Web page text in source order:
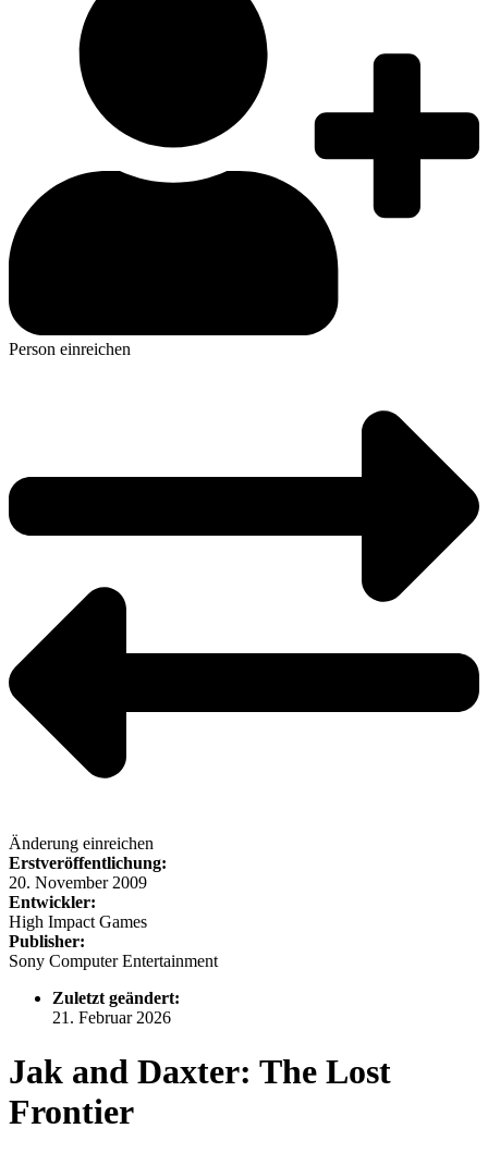
Person einreichen
Änderung einreichen
Erstveröffentlichung:
20. November 2009
Entwickler:
High Impact Games
Publisher:
Sony Computer Entertainment
Zuletzt geändert:
21. Februar 2026
Jak and Daxter: The Lost
Frontier